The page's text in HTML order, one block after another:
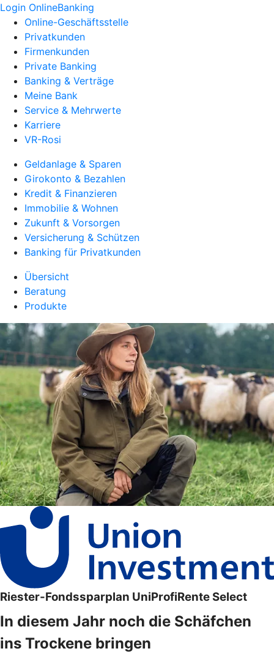
Login OnlineBanking
Online-Geschäftsstelle
Privatkunden
Firmenkunden
Private Banking
Banking & Verträge
Meine Bank
Service & Mehrwerte
Karriere
VR-Rosi
Geldanlage & Sparen
Girokonto & Bezahlen
Kredit & Finanzieren
Immobilie & Wohnen
Zukunft & Vorsorgen
Versicherung & Schützen
Banking für Privatkunden
Übersicht
Beratung
Produkte
Riester-Fondssparplan UniProfiRente Select
In diesem Jahr noch die Schäfchen
ins Trockene bringen